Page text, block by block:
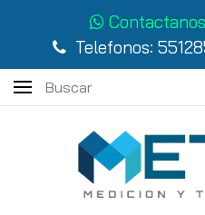
Telefonos: